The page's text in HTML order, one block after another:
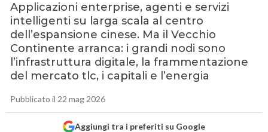
Applicazioni enterprise, agenti e servizi
intelligenti su larga scala al centro
dell’espansione cinese. Ma il Vecchio
Continente arranca: i grandi nodi sono
l’infrastruttura digitale, la frammentazione
del mercato tlc, i capitali e l’energia
Pubblicato il 22 mag 2026
Aggiungi tra i preferiti su Google